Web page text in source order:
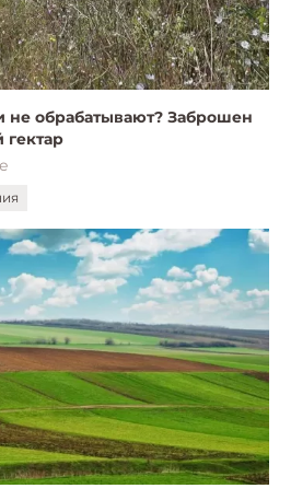
не обрабатывают? Заброшен